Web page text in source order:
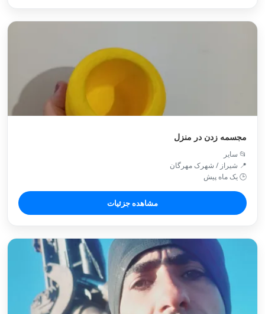
مجسمه زدن در منزل
📂 سایر
📍 شیراز / شهرک مهرگان
🕒 یک ماه پیش
مشاهده جزئیات